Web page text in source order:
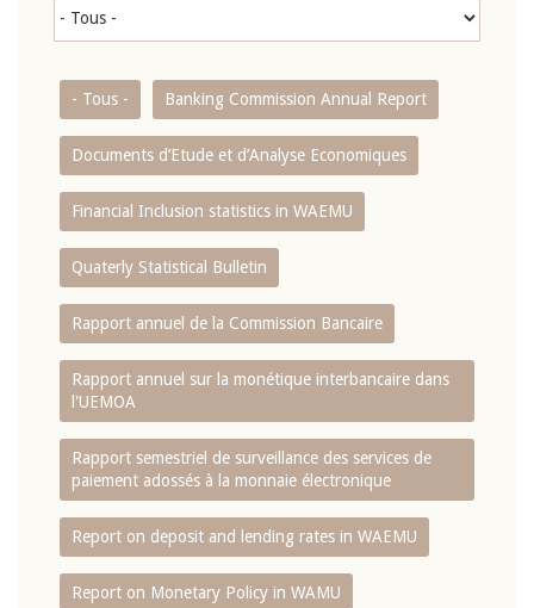
- Tous - Banking Commission Annual Report
Documents d’Etude et d’Analyse Economiques
Financial Inclusion statistics in WAEMU
Quaterly Statistical Bulletin
Rapport annuel de la Commission Bancaire
Rapport annuel sur la monétique interbancaire dans
l'UEMOA
Rapport semestriel de surveillance des services de
paiement adossés à la monnaie électronique
Report on deposit and lending rates in WAEMU
Report on Monetary Policy in WAMU